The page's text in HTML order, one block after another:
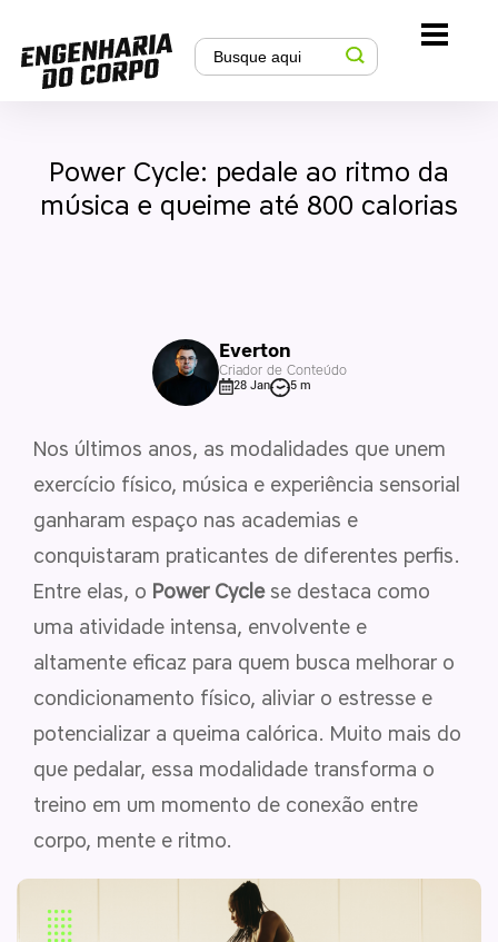
Power Cycle: pedale ao ritmo da
música e queime até 800 calorias
Everton
Criador de Conteúdo
28 Jan 5 m
Nos últimos anos, as modalidades que unem
exercício físico, música e experiência sensorial
ganharam espaço nas academias e
conquistaram praticantes de diferentes perfis.
Entre elas, o Power Cyclese destaca como
uma atividade intensa, envolvente e
altamente eficaz para quem busca melhorar o
condicionamento físico, aliviar o estresse e
potencializar a queima calórica. Muito mais do
que pedalar, essa modalidade transforma o
treino em um momento de conexão entre
corpo, mente e ritmo.